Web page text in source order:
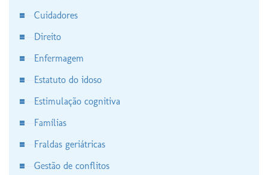
Cuidadores
Direito
Enfermagem
Estatuto do idoso
Estimulação cognitiva
Famílias
Fraldas geriátricas
Gestão de conflitos